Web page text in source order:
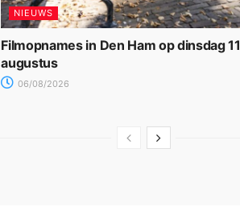
NIEUWS
Filmopnames in Den Ham op dinsdag 11
augustus
06/08/2026